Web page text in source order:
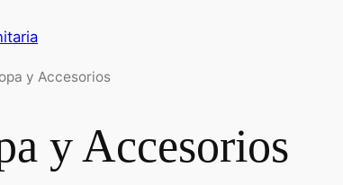
y Accesorios
y Accesorios